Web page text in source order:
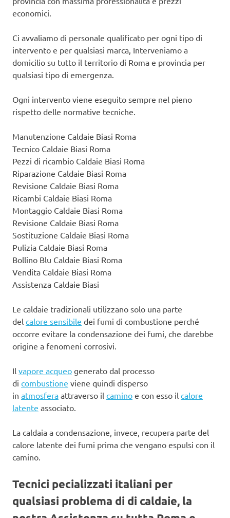
economici.
Ci avvaliamo di personale qualificato per ogni tipo di
intervento e per qualsiasi marca, Interveniamo a
domicilio su tutto il territorio di Roma e provincia per
qualsiasi tipo di emergenza.
Ogni intervento viene eseguito sempre nel pieno
rispetto delle normative tecniche.
Manutenzione Caldaie Biasi Roma
Tecnico Caldaie Biasi Roma
Pezzi di ricambio Caldaie Biasi Roma
Riparazione Caldaie Biasi Roma
Revisione Caldaie Biasi Roma
Ricambi Caldaie Biasi Roma
Montaggio Caldaie Biasi Roma
Revisione Caldaie Biasi Roma
Sostituzione Caldaie Biasi Roma
Pulizia Caldaie Biasi Roma
Bollino Blu Caldaie Biasi Roma
Vendita Caldaie Biasi Roma
Assistenza Caldaie Biasi
Le caldaie tradizionali utilizzano solo una parte
del calore sensibile dei fumi di combustione perché
occorre evitare la condensazione dei fumi, che darebbe
origine a fenomeni corrosivi.
Il vapore acqueo generato dal processo
di combustione viene quindi disperso
in atmosfera attraverso il camino e con esso il calore
latente associato.
La caldaia a condensazione, invece, recupera parte del
calore latente dei fumi prima che vengano espulsi con il
camino.
Tecnici pecializzati italiani per
qualsiasi problema di di caldaie, la